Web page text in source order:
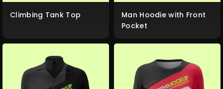
Climbing Tank Top
Man Hoodie with Front
Pocket